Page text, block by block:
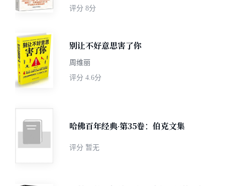
评分 8分
别让不好意思害了你
周维丽
评分 4.6分
哈佛百年经典·第35卷：伯克文集
评分 暂无